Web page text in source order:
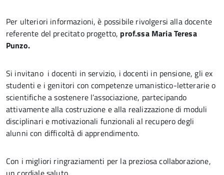
Per ulteriori informazioni, è possibile rivolgersi alla docente
referente del precitato progetto, prof.ssa Maria Teresa
Punzo.
Si invitano i docenti in servizio, i docenti in pensione, gli ex
studenti e i genitori con competenze umanistico-letterarie o
scientifiche a sostenere l’associazione, partecipando
attivamente alla costruzione e alla realizzazione di moduli
disciplinari e motivazionali funzionali al recupero degli
alunni con difficoltà di apprendimento.
Con i migliori ringraziamenti per la preziosa collaborazione,